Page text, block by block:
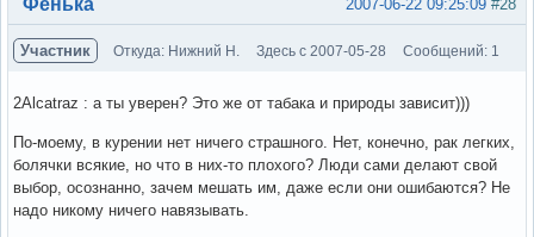
#28
2007-06-22 09:25:09
Участник Откуда: Нижний Н. Здесь с 2007-05-28 Сообщений: 1
2Alcatraz : а ты уверен? Это же от табака и природы зависит)))
По-моему, в курении нет ничего страшного. Нет, конечно, рак легких,
болячки всякие, но что в них-то плохого? Люди сами делают свой
выбор, осознанно, зачем мешать им, даже если они ошибаются? Не
надо никому ничего навязывать.